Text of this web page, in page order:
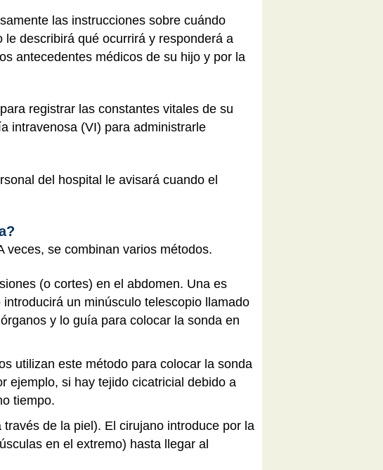
las instrucciones sobre cuándo
describirá qué ocurrirá y responderá a
antecedentes médicos de su hijo y por la
registrar las constantes vitales de su
intravenosa (VI) para administrarle
del hospital le avisará cuando el
veces, se combinan varios métodos.
(o cortes) en el abdomen. Una es
un minúsculo telescopio llamado
y lo guía para colocar la sonda en
utilizan este método para colocar la sonda
ejemplo, si hay tejido cicatricial debido a
tiempo.
de la piel). El cirujano introduce por la
en el extremo) hasta llegar al